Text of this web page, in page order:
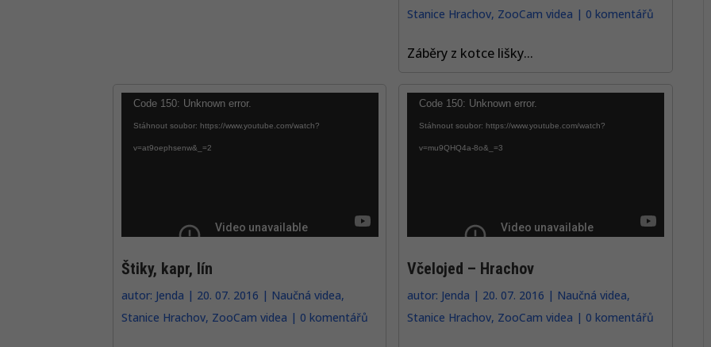
Stanice Hrachov, ZooCam videa | 0 komentářů
Záběry z kotce lišky...
Video
přehrávač
Code 150: Unknown error.
Stáhnout soubor: https://www.youtube.com/watch?
v=at9oephsenw&_=2
Štiky, kapr, lín
autor: Jenda | 20. 07. 2016 | Naučná videa,
Stanice Hrachov, ZooCam videa | 0 komentářů
Video
přehrávač
Code 150: Unknown error.
Stáhnout soubor: https://www.youtube.com/watch?
v=mu9QHQ4a-8o&_=3
Včelojed – Hrachov
autor: Jenda | 20. 07. 2016 | Naučná videa,
Stanice Hrachov, ZooCam videa | 0 komentářů